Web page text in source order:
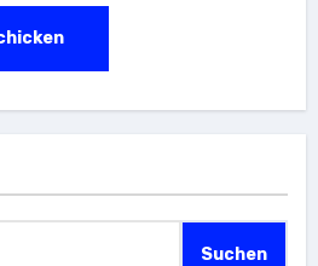
Suchen